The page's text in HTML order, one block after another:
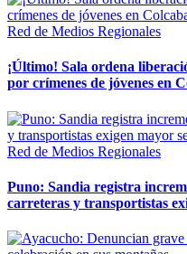
Red de Medios Regionales
¡Último! Sala ordena
por crímenes de jóvenes en
Red de Medios Regionales
Puno: Sandia registra
carreteras y transportistas